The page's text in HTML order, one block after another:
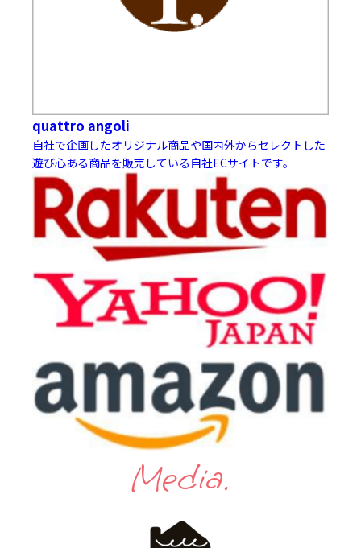
quattro angoli
自社で企画したオリジナル商品や国内外からセレクトした
遊び心ある商品を販売している自社ECサイトです。
Media.